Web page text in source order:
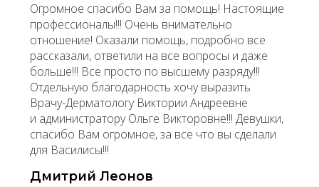
Огромное спасибо Вам за помощь! Настоящие
профессионалы!!! Очень внимательно
отношение! Оказали помощь, подробно все
рассказали, ответили на все вопросы и даже
больше!!! Все просто по высшему разряду!!!
Отдельную благодарность хочу выразить
Врачу-Дерматологу Виктории Андреевне
и администратору Ольге Викторовне!!! Девушки,
спасибо Вам огромное, за все что вы сделали
для Василисы!!!
Дмитрий Леонов